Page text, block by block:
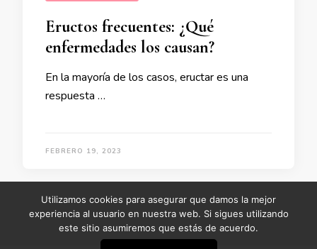
Eructos frecuentes: ¿Qué
enfermedades los causan?
En la mayoría de los casos, eructar es una
respuesta …
FEBRERO 19, 2023
Utilizamos cookies para asegurar que damos la mejor
experiencia al usuario en nuestra web. Si sigues utilizando
este sitio asumiremos que estás de acuerdo.